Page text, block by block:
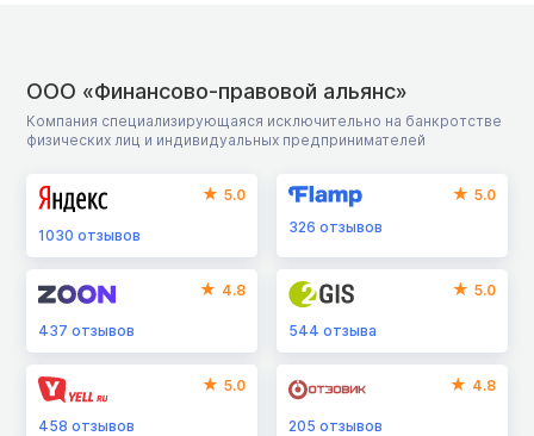
ООО «Финансово-правовой альянс»
Компания специализирующаяся исключительно на банкротстве
физических лиц и индивидуальных предпринимателей
5.0
1030 отзывов
5.0
326отзывов
4.8
437 отзывов
5.0
544отзыва
5.0
458 отзывов
4.8
205отзывов